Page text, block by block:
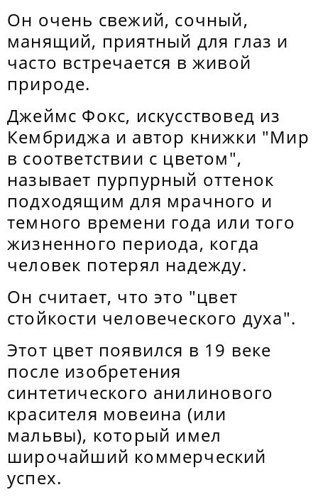
Он очень свежий, сочный,
манящий, приятный для глаз и
часто встречается в живой
природе.
Джеймс Фокс, искусствовед из
Кембриджа и автор книжки "Мир
в соответствии с цветом",
называет пурпурный оттенок
подходящим для мрачного и
темного времени года или того
жизненного периода, когда
человек потерял надежду.
Он считает, что это "цвет
стойкости человеческого духа".
Этот цвет появился в 19 веке
после изобретения
синтетического анилинового
красителя мовеина (или
мальвы), который имел
широчайший коммерческий
успех.